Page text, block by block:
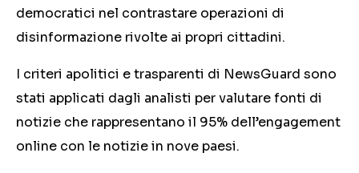
democratici nel contrastare operazioni di
disinformazione rivolte ai propri cittadini.
I criteri apolitici e trasparenti di NewsGuard sono
stati applicati dagli analisti per valutare fonti di
notizie che rappresentano il 95% dell’engagement
online con le notizie in nove paesi.